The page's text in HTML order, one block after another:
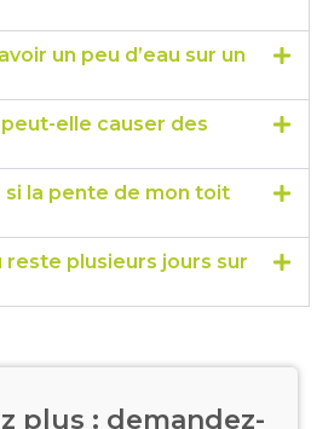
un peu d’eau sur un
elle causer des
si la pente de mon toit
reste plusieurs jours sur
plus : demandez-